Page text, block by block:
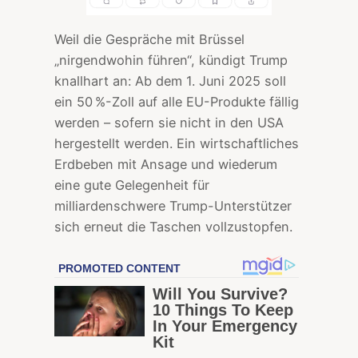
Weil die Gespräche mit Brüssel
„nirgendwohin führen“, kündigt Trump
knallhart an: Ab dem 1. Juni 2025 soll
ein 50 %-Zoll auf alle EU-Produkte fällig
werden – sofern sie nicht in den USA
hergestellt werden. Ein wirtschaftliches
Erdbeben mit Ansage und wiederum
eine gute Gelegenheit für
milliardenschwere Trump-Unterstützer
sich erneut die Taschen vollzustopfen.